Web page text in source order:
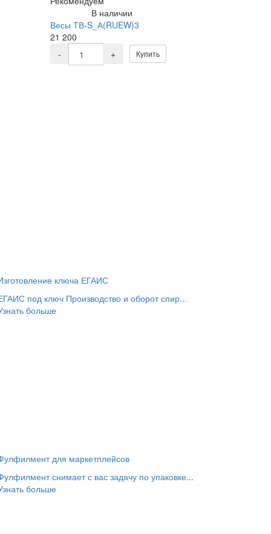
В наличии
Весы ТВ-S_А(RUEW)3
21 200
-
+ Купить
ключа ЕГАИС
под ключ Производство и оборот спир...
больше
для маркетплейсов
снимает с вас задачу по упаковке...
больше